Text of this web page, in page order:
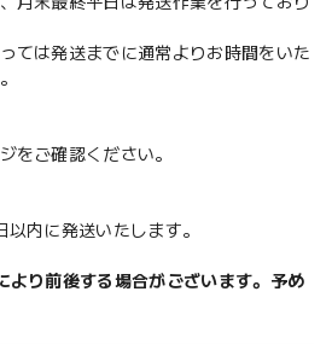
ては発送までに通常よりお時間をいた
をご確認ください。
以内に発送いたします。
より前後する場合がございます。予め